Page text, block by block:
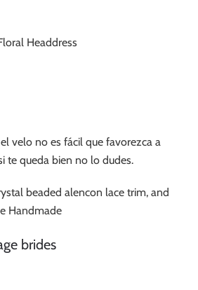
velo no es fácil que favorezca a
te queda bien no lo dudes.
brides